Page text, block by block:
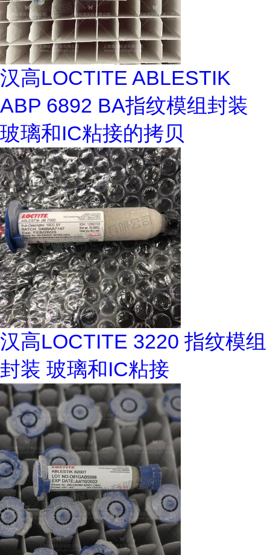
汉高LOCTITE ABLESTIK
ABP 6892 BA指纹模组封装
玻璃和IC粘接的拷贝
汉高LOCTITE 3220 指纹模组
封装 玻璃和IC粘接